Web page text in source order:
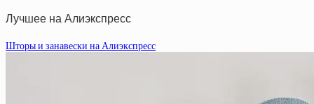
Лучшее на Алиэкспресс
Шторы и занавески на Алиэкспресс